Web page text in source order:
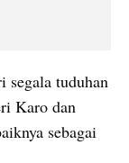
segala tuduhan
Karo dan
sebagai